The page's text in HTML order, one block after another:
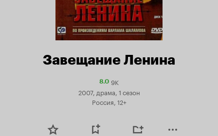
Завещание Ленина
8.0Рейтинг
Кинопоиска
9K
2007, драма, 1 сезон
Россия, 12+